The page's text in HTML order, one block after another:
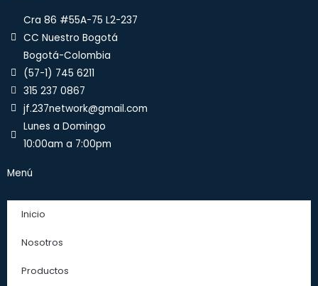
Cra 86 #55A-75 L2-237
CC Nuestro Bogotá
Bogotá-Colombia
(57-1) 745 6211
315 237 0867
jf.237network@gmail.com
Lunes a Domingo
10:00am a 7:00pm
Menú
Inicio
Nosotros
Productos